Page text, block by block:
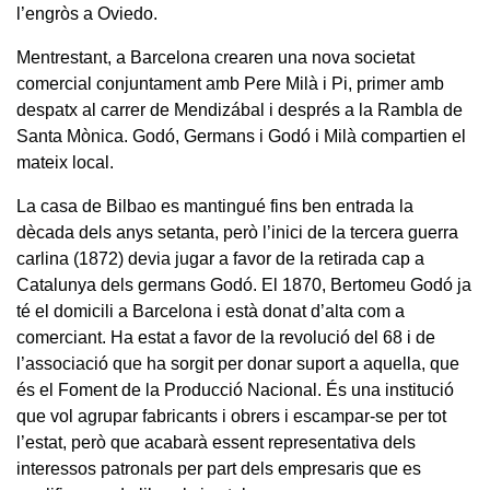
l’engròs a Oviedo.
Mentrestant, a Barcelona crearen una nova societat
comercial conjuntament amb Pere Milà i Pi, primer amb
despatx al carrer de Mendizábal i després a la Rambla de
Santa Mònica. Godó, Germans i Godó i Milà compartien el
mateix local.
La casa de Bilbao es mantingué fins ben entrada la
dècada dels anys setanta, però l’inici de la tercera guerra
carlina (1872) devia jugar a favor de la retirada cap a
Catalunya dels germans Godó. El 1870, Bertomeu Godó ja
té el domicili a Barcelona i està donat d’alta com a
comerciant. Ha estat a favor de la revolució del 68 i de
l’associació que ha sorgit per donar suport a aquella, que
és el Foment de la Producció Nacional. És una institució
que vol agrupar fabricants i obrers i escampar-se per tot
l’estat, però que acabarà essent representativa dels
interessos patronals per part dels empresaris que es